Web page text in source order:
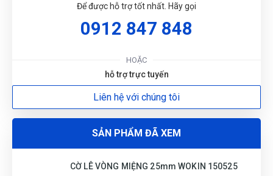
Để được hỗ trợ tốt nhất. Hãy gọi
0912 847 848
HOẶC
hỗ trợ trực tuyến
Liên hệ với chúng tôi
SẢN PHẨM ĐÃ XEM
CỜ LÊ VÒNG MIỆNG 25mm WOKIN 150525